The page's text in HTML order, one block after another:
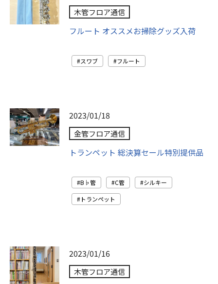
木管フロア通信
フルート オススメお掃除グッズ入荷
スワブ フルート
2023/01/18
金管フロア通信
トランペット 総決算セール特別提供品
B♭管 C管
シルキー
トランペット
2023/01/16
木管フロア通信